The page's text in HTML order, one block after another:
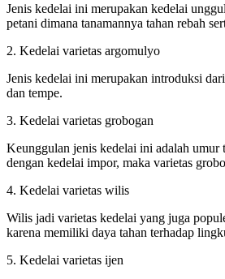
Jenis kedelai ini merupakan kedelai
petani dimana tanamannya tahan rebah
2. Kedelai varietas argomulyo
Jenis kedelai ini merupakan introduksi
dan tempe.
3. Kedelai varietas grobogan
Keunggulan jenis kedelai ini adalah umur
dengan kedelai impor, maka varietas
4. Kedelai varietas wilis
Wilis jadi varietas kedelai yang juga
karena memiliki daya tahan terhadap
5. Kedelai varietas ijen